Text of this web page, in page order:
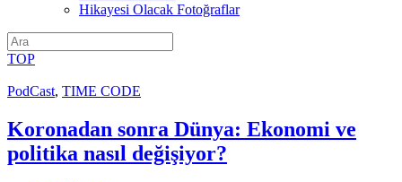
Hikayesi Olacak Fotoğraflar
TOP
PodCast, TIME CODE
Koronadan sonra Dünya: Ekonomi ve
politika nasıl değişiyor?